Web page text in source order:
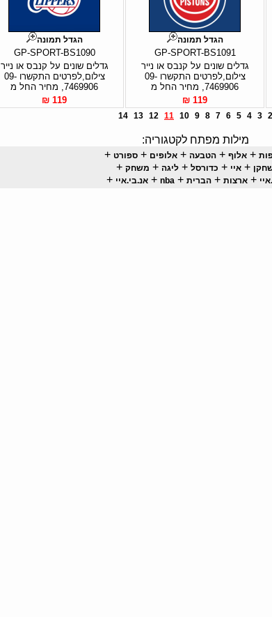
הגדל תמונה
GP-SPORT-BS1091
גדלים שונים על קנבס או נייר
צילום,לפרטים התקשרו 09-
7469906, מחיר החל מ
119 ₪
הגדל תמונה
GP-SPORT-BS1090
גדלים שונים על קנבס או נייר
צילום,לפרטים התקשרו 09-
7469906, מחיר החל מ
119 ₪
2
3
4
5
6
7
8
9
10
11
12
13
14
מילות מפתח לקטגוריה:
+אלוף +הטבעה +אלופים +ספורט +
+ איי + כדורסל + ליגה + משחק +
+ ארצות + הברית +
nba
+ אנ.בי.איי +